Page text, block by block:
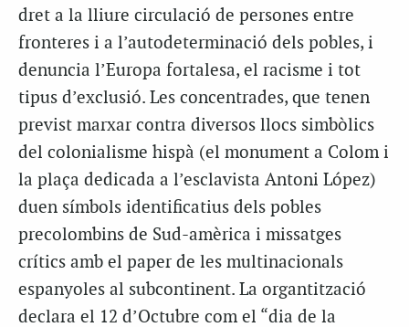
dret a la lliure circulació de persones entre
fronteres i a l’autodeterminació dels pobles, i
denuncia l’Europa fortalesa, el racisme i tot
tipus d’exclusió. Les concentrades, que tenen
previst marxar contra diversos llocs simbòlics
del colonialisme hispà (el monument a Colom i
la plaça dedicada a l’esclavista Antoni López)
duen símbols identificatius dels pobles
precolombins de Sud-amèrica i missatges
crítics amb el paper de les multinacionals
espanyoles al subcontinent. La organtització
declara el 12 d’Octubre com el “dia de la